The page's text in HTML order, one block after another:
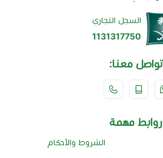
السجل التجاري
1131317750
تواصل معنا:
روابط مهمة
الشروط والأحكام